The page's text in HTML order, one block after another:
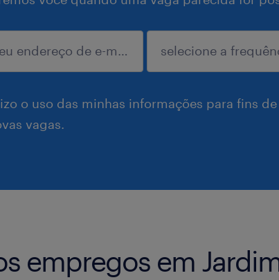
o uso das minhas informações para fins
vagas.
empregos em